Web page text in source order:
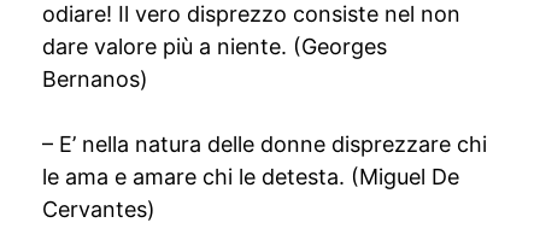
odiare! Il vero disprezzo consiste nel non
dare valore più a niente. (Georges
Bernanos)
– E’ nella natura delle donne disprezzare chi
le ama e amare chi le detesta. (Miguel De
Cervantes)